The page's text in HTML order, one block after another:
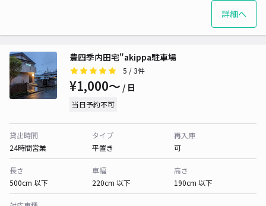
詳細へ
豊四季内田宅"akippa駐車場
5 / 3件
¥1,000〜 / 日
当日予約不可
貸出時間
24時間営業
タイプ
平置き
再入庫
可
長さ
500cm 以下
車幅
220cm 以下
高さ
190cm 以下